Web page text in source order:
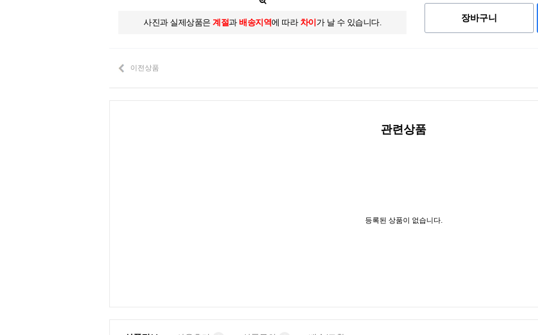
사진과 실제상품은 계절과배송지역에 따라 차이 가 날 수 있습니다. 장바구니
이전상품
관련상품
등록된 상품이 없습니다.